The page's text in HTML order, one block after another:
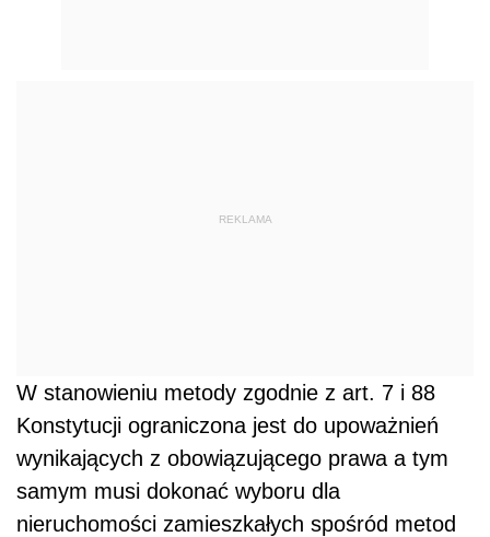
REKLAMA
W stanowieniu metody zgodnie z art. 7 i 88
Konstytucji ograniczona jest do upoważnień
wynikających z obowiązującego prawa a tym
samym musi dokonać wyboru dla
nieruchomości zamieszkałych spośród metod